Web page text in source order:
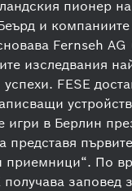
пионер на
и компаниите
Fernseh AG
изследвания
FESE
игри в Берлин
представя
приемници“. По
получава заповед